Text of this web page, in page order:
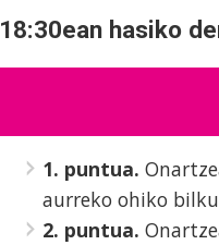
18:30ean hasiko
1. puntua.
aurreko ohiko
2. puntua.